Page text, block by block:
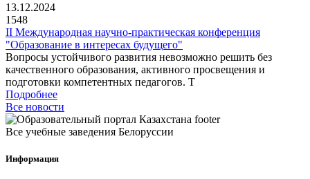
13.12.2024
1548
II Международная научно-практическая конференция
"Образование в интересах будущего"
Вопросы устойчивого развития невозможно решить без
качественного образования, активного просвещения и
подготовки компетентных педагогов. Т
Подробнее
Все новости
Все учебные заведения Белоруссии
Информация